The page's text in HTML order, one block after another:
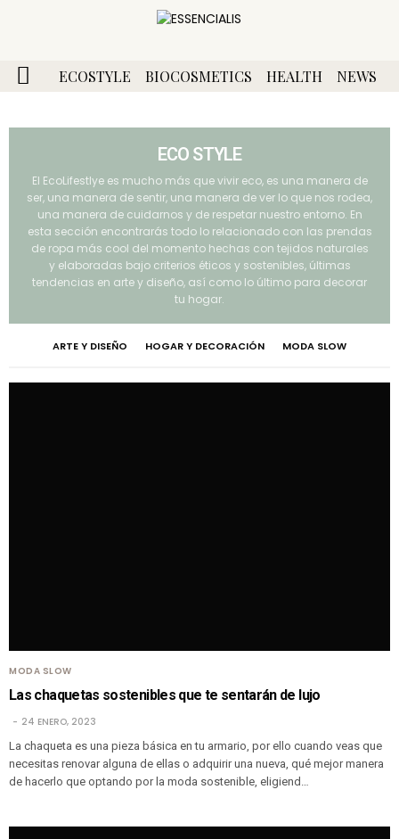
ECOSTYLE BIOCOSMETICS HEALTH NEWS
ECO STYLE
El EcoLifestlye es mucho más que vivir eco, es una manera de
ser, una manera de sentir, una manera de ver lo que nos rodea,
una manera de cuidarnos y de respetar nuestro entorno. En
esta sección encontrarás todo lo relacionado con las prendas
de ropa más cool del momento hechas con tejidos naturales
y elaboradas bajo criterios éticos y sostenibles, últimas
tendencias en arte y diseño, así como lo último para decorar
tu hogar.
ARTE Y DISEÑO HOGAR Y DECORACIÓN MODA SLOW
MODA SLOW
Las chaquetas sostenibles que te sentarán de lujo
24 ENERO, 2023
La chaqueta es una pieza básica en tu armario, por ello cuando veas que
necesitas renovar alguna de ellas o adquirir una nueva, qué mejor manera
de hacerlo que optando por la moda sostenible, eligiend…